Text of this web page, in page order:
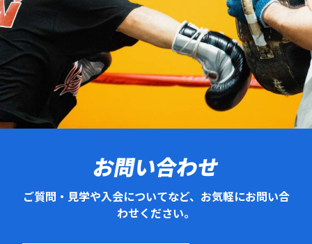
お問い合わせ
ご質問・見学や入会についてなど、お気軽にお問い合
わせください。